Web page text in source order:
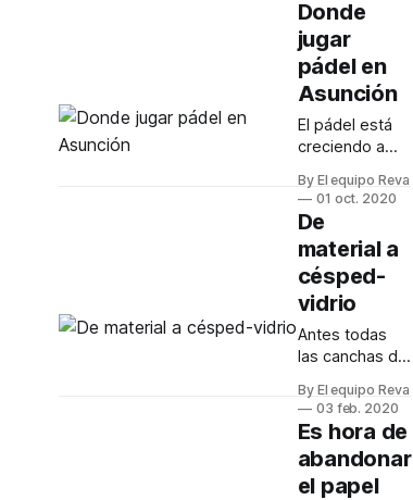
la mejor
manera
posible para
agradecer a
comunidad
deportista que
nos estuvo
acompañando
en todo
momento con
la Copa Reva,
un torneo que
tiene como
premio algo
que
único para
ustedes, un
año de
reservas de
pádel ¡GRATIS!
Donde
jugar
pádel en
Asunción
El pádel está
creciendo a
agigantados
en Paraguay.
Mirá estas
canchas de
pádel que
tenemos en
ofrecerte en
Asunción y
alrededores.
By El equipo Reva
01 oct. 2020
De
material a
césped-
vidrio
Antes todas
las canchas de
piso y pared,
ahora de
césped y
vidrio, ¿por
qué?
By El equipo Reva
03 feb. 2020
Es hora de
abandonar
el papel